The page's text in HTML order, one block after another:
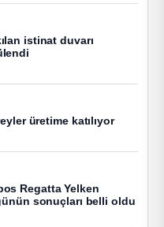
istinat duvarı
üretime katılıyor
Regatta Yelken
sonuçları belli oldu